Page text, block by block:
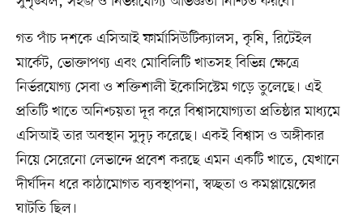
গত পাঁচ দশকে এসিআই ফার্মাসিউটিক্যালস, কৃষি, রিটেইল
মার্কেট, ভোক্তাপণ্য এবং মোবিলিটি খাতসহ বিভিন্ন ক্ষেত্রে
নির্ভরযোগ্য সেবা ও শক্তিশালী ইকোসিস্টেম গড়ে তুলেছে। এই
প্রতিটি খাতে অনিশ্চয়তা দূর করে বিশ্বাসযোগ্যতা প্রতিষ্ঠার মাধ্যমে
এসিআই তার অবস্থান সুদৃঢ় করেছে। একই বিশ্বাস ও অঙ্গীকার
নিয়ে সেরেনো লেভান্দে প্রবেশ করছে এমন একটি খাতে, যেখানে
দীর্ঘদিন ধরে কাঠামোগত ব্যবস্থাপনা, স্বচ্ছতা ও কমপ্লায়েন্সের
ঘাটতি ছিল।